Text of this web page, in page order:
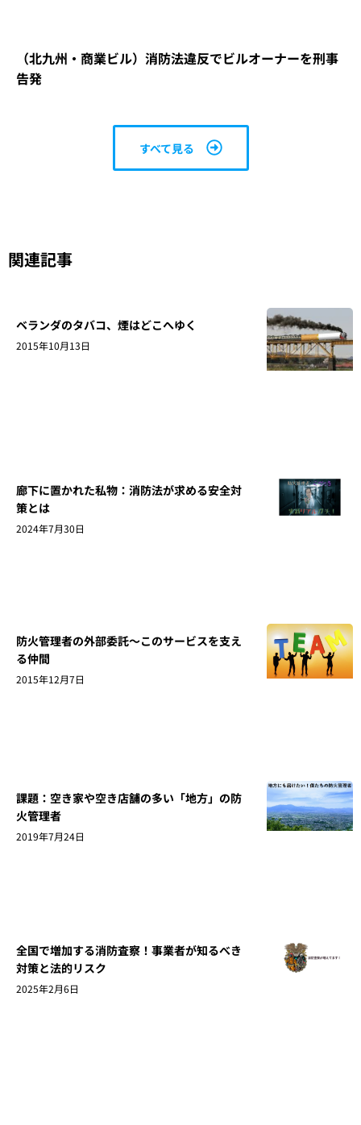
（北九州・商業ビル）消防法違反でビルオーナーを刑事
告発
すべて見る
関連記事
ベランダのタバコ、煙はどこへゆく
2015年10月13日
廊下に置かれた私物：消防法が求める安全対
策とは
2024年7月30日
防火管理者の外部委託～このサービスを支え
る仲間
2015年12月7日
課題：空き家や空き店舗の多い「地方」の防
火管理者
2019年7月24日
全国で増加する消防査察！事業者が知るべき
対策と法的リスク
2025年2月6日